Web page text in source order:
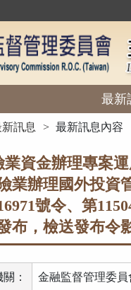
最新
訊息 最新訊息內容
業資金辦理專案
業辦理國外投資
號令、第
布，檢送發布令
： 金融監督管理委員